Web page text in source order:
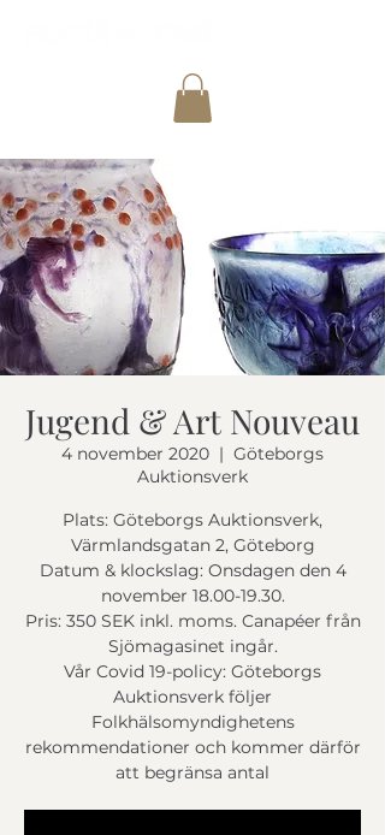
Jugend & Art Nouveau
4 november 2020
  |
Göteborgs
Auktionsverk
Plats: Göteborgs Auktionsverk,
Värmlandsgatan 2, Göteborg
Datum & klockslag: Onsdagen den 4
november 18.00-19.30.
Pris: 350 SEK inkl. moms. Canapéer från
Sjömagasinet ingår.
Vår Covid 19-policy: Göteborgs
Auktionsverk följer
Folkhälsomyndighetens
rekommendationer och kommer därför
att begränsa antal